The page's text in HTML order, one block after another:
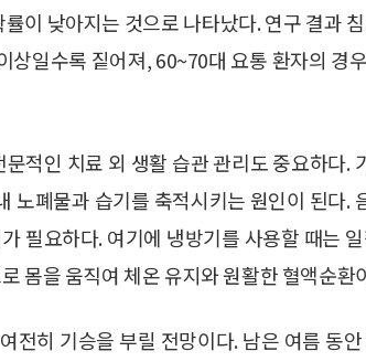
이 낮아지는 것으로 나타났다. 연구 결과
상일수록 짙어져, 60~70대 요통 환자의 경
적인 치료 외 생활 습관 관리도 중요하다.
노폐물과 습기를 축적시키는 원인이 된다.
필요하다. 여기에 냉방기를 사용할 때는
몸을 움직여 체온 유지와 원활한 혈액순환
전히 기승을 부릴 전망이다. 남은 여름 동